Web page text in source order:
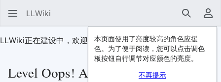
LLWiki 搜索 用
LLWiki正在建设中，欢迎 加入我们！
Level Oops! Adventures
本页面使用了亮度较高的角色应援
色。为了便于阅读，您可以点击调色
板按钮自行调节对应颜色的亮度。
不再提示